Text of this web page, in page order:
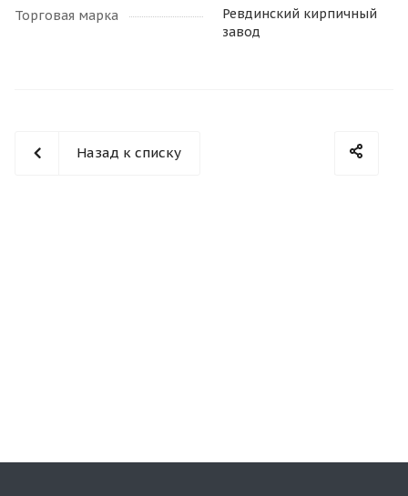
Торговая марка
Ревдинский кирпичный
завод
Назад к списку